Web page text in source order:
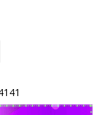
0811504141